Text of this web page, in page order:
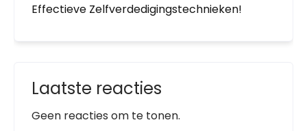
Effectieve Zelfverdedigingstechnieken!
Laatste reacties
Geen reacties om te tonen.